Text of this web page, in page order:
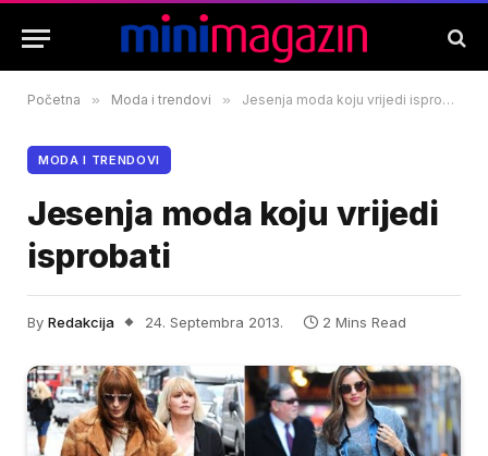
Početna » Moda i trendovi » Jesenja moda koju vrijedi isprobati
MODA I TRENDOVI
Jesenja moda koju vrijedi
isprobati
By Redakcija 24. Septembra 2013. 2 Mins Read